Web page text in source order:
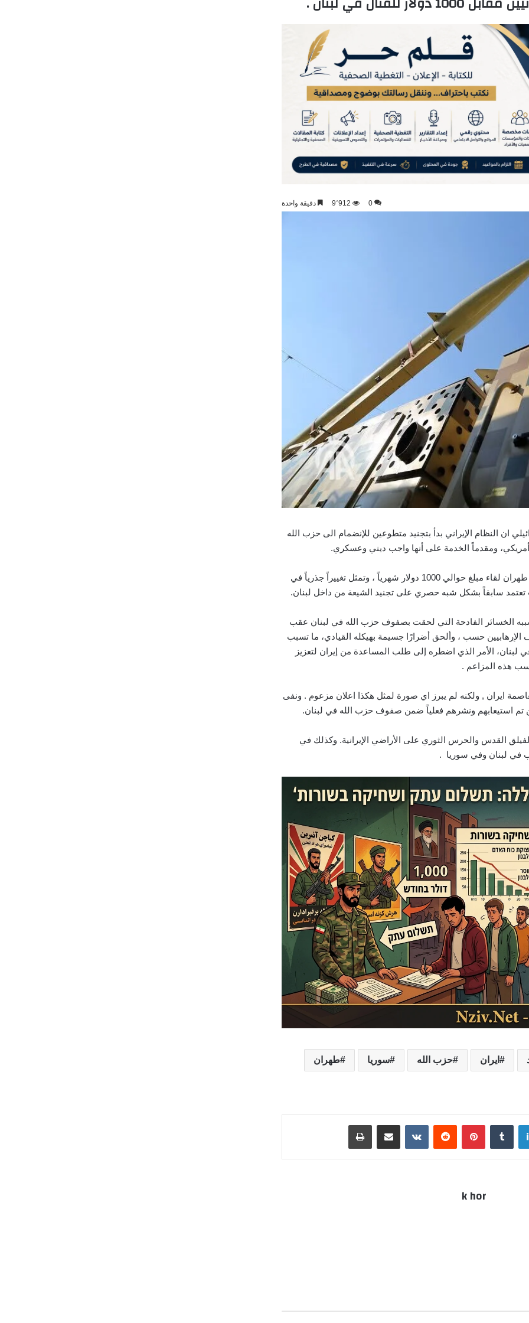
0 9٬912 دقيقة واحدة
ان النظام الإيراني بدأ بتجنيد متطوعين للإنضمام الى حزب الله
مبلغ حوالي 1000 دولار شهرياً
، وتمثل تغييراً جذرياً في
تعتمد سابقاً بشكل شبه حصري على تجنيد الشيعة من داخل لبنان.
الخسائر الفادحة التي لحقت بصفوف حزب الله في لبنان عقب
حسب ، وألحق أضرارًا جسيمة بهيكله القيادي، ما تسبب
الأمر الذي اضطره إلى طلب المساعدة من إيران لتعزيز
هذه المزاعم .
ايران , ولكنه لم يبرز اي صورة لمثل هكذا اعلان مزعوم . ونفى
تم استيعابهم ونشرهم فعلياً ضمن صفوف حزب الله في لبنان.
القدس والحرس الثوري على الأراضي الإيرانية. وكذلك في
في لبنان وفي سوريا .
ايران حزب الله سوريا طهران
لينكدإن بينتيريست مشاركة عبر البريد طباعة
k hor